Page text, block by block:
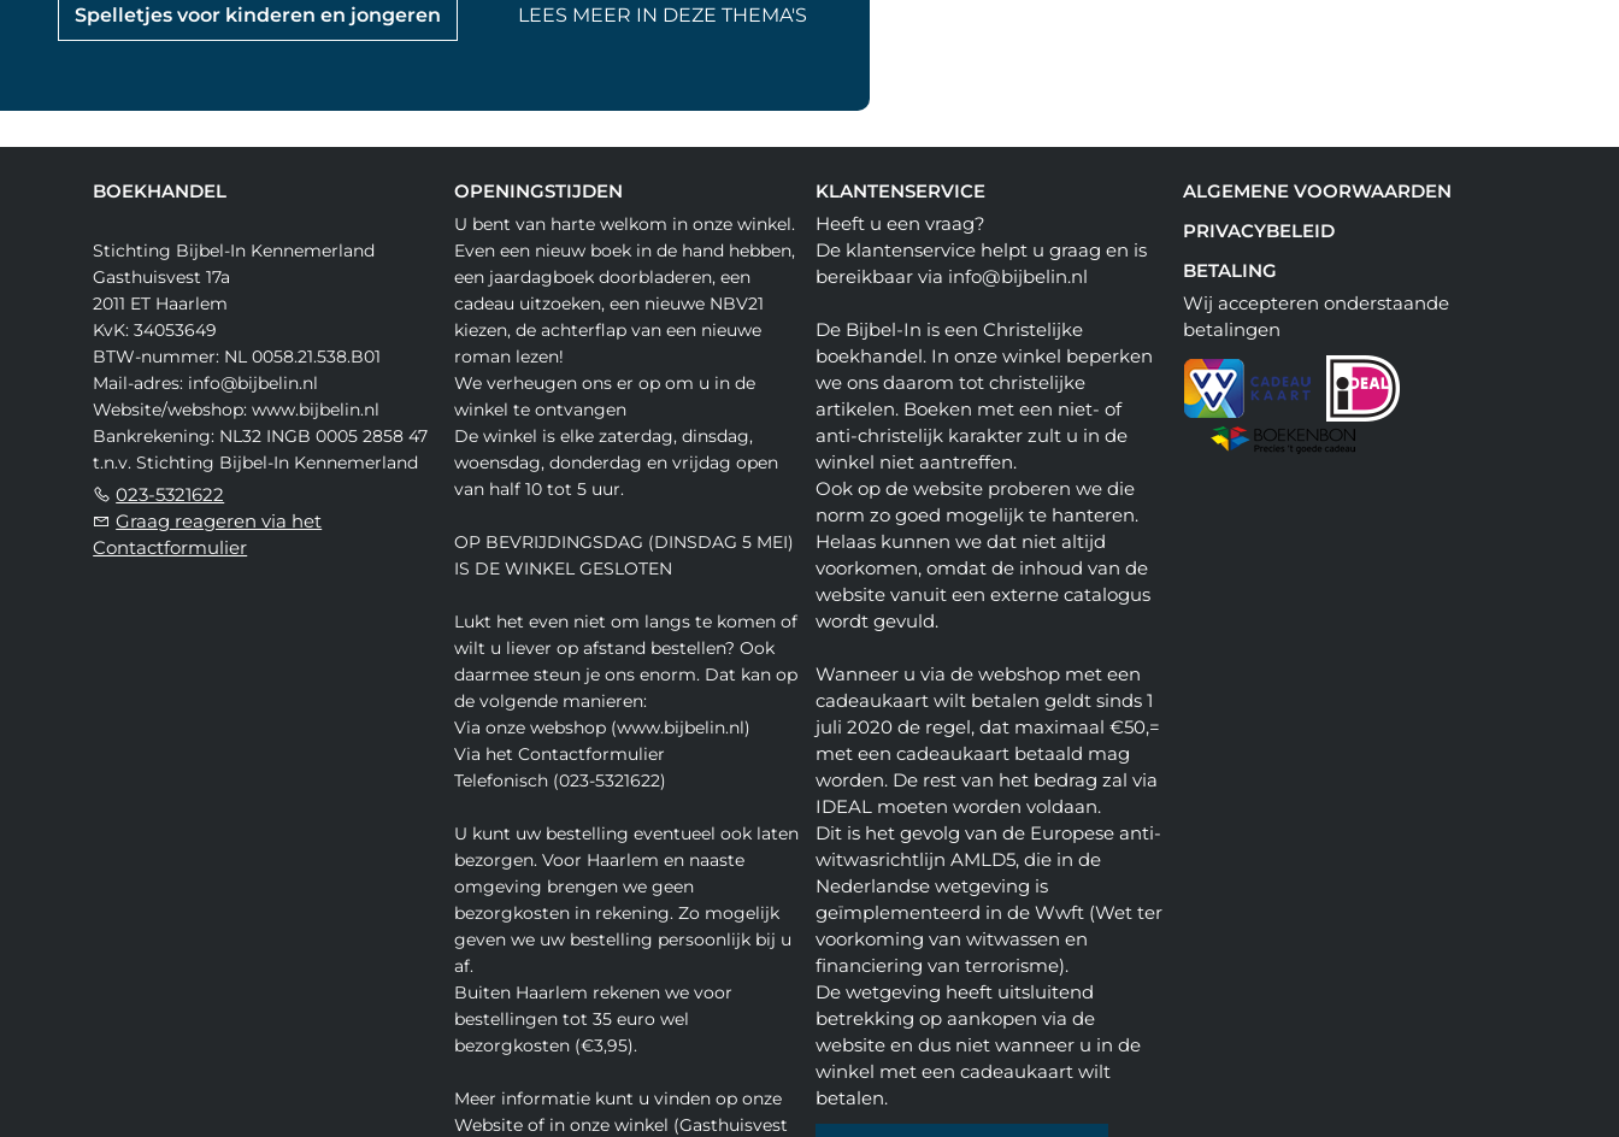
Spelletjes voor kinderen en jongeren LEES MEER IN DEZE THEMA'S
BOEKHANDEL
Stichting Bijbel-In Kennemerland
Gasthuisvest 17a
2011 ET Haarlem
KvK: 34053649
BTW-nummer: NL 0058.21.538.B01
Mail-adres: info@bijbelin.nl
Website/webshop: www.bijbelin.nl
Bankrekening: NL32 INGB 0005 2858 47
t.n.v. Stichting Bijbel-In Kennemerland
023-5321622
Graag reageren via het
Contactformulier
OPENINGSTIJDEN
U bent van harte welkom in onze winkel.
Even een nieuw boek in de hand hebben,
een jaardagboek doorbladeren, een
cadeau uitzoeken, een nieuwe NBV21
kiezen, de achterflap van een nieuwe
roman lezen!
We verheugen ons er op om u in de
winkel te ontvangen
De winkel is elke zaterdag, dinsdag,
woensdag, donderdag en vrijdag open
van half 10 tot 5 uur.
OP BEVRIJDINGSDAG (DINSDAG 5 MEI)
IS DE WINKEL GESLOTEN
Lukt het even niet om langs te komen of
wilt u liever op afstand bestellen? Ook
daarmee steun je ons enorm. Dat kan op
de volgende manieren:
Via onze webshop (www.bijbelin.nl)
Via het Contactformulier
Telefonisch (023-5321622)
U kunt uw bestelling eventueel ook laten
bezorgen. Voor Haarlem en naaste
omgeving brengen we geen
bezorgkosten in rekening. Zo mogelijk
geven we uw bestelling persoonlijk bij u
af.
Buiten Haarlem rekenen we voor
bestellingen tot 35 euro wel
bezorgkosten (€3,95).
Meer informatie kunt u vinden op onze
Website of in onze winkel (Gasthuisvest
KLANTENSERVICE
Heeft u een vraag?
De klantenservice helpt u graag en is
bereikbaar via info@bijbelin.nl
De Bijbel-In is een Christelijke
boekhandel. In onze winkel beperken
we ons daarom tot christelijke
artikelen. Boeken met een niet- of
anti-christelijk karakter zult u in de
winkel niet aantreffen.
Ook op de website proberen we die
norm zo goed mogelijk te hanteren.
Helaas kunnen we dat niet altijd
voorkomen, omdat de inhoud van de
website vanuit een externe catalogus
wordt gevuld.
Wanneer u via de webshop met een
cadeaukaart wilt betalen geldt sinds 1
juli 2020 de regel, dat maximaal €50,=
met een cadeaukaart betaald mag
worden. De rest van het bedrag zal via
IDEAL moeten worden voldaan.
Dit is het gevolg van de Europese anti-
witwasrichtlijn AMLD5, die in de
Nederlandse wetgeving is
geïmplementeerd in de Wwft (Wet ter
voorkoming van witwassen en
financiering van terrorisme).
De wetgeving heeft uitsluitend
betrekking op aankopen via de
website en dus niet wanneer u in de
winkel met een cadeaukaart wilt
betalen.
ALGEMENE VOORWAARDEN
PRIVACYBELEID
BETALING
Wij accepteren onderstaande
betalingen